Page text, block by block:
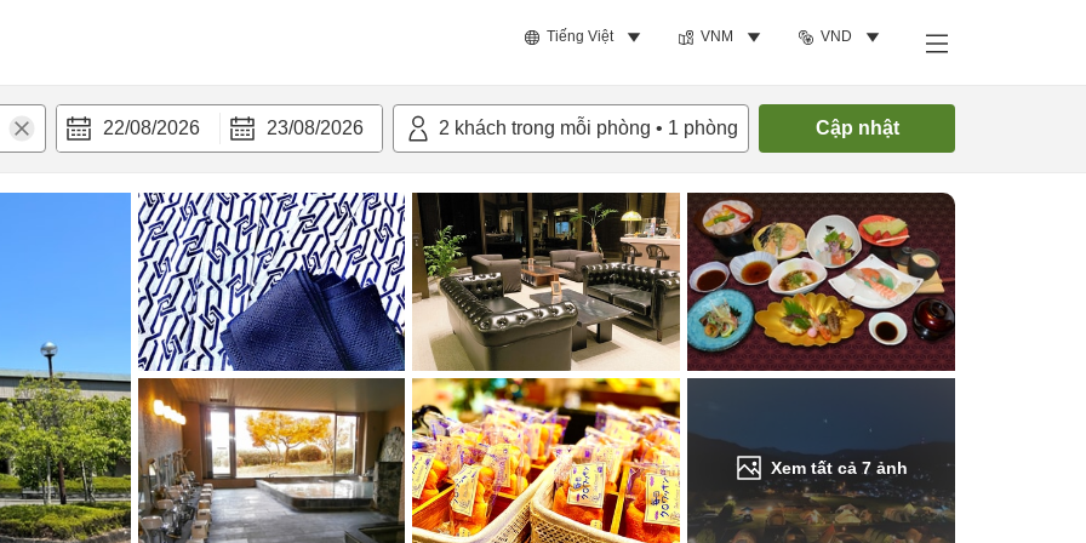
Tiếng Việt VNM VND
22/08/2026 23/08/2026 2 khách trong mỗi phòng • 1 phòng Cập nhật
Xem tất cả7 ảnh
nghi Tìm phòng trống